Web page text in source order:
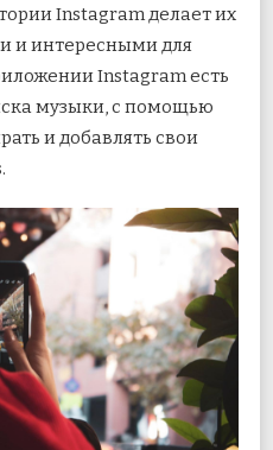
ПОИСКА
В
INSTAGRAM,
РАБОТАЮЩЕГО
НА
Instagram делает их
и интересными для
Instagram есть
музыки, с помощью
и добавлять свои